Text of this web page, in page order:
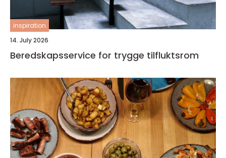
inspiration
14. July 2026
Beredskapsservice for trygge tilfluktsrom